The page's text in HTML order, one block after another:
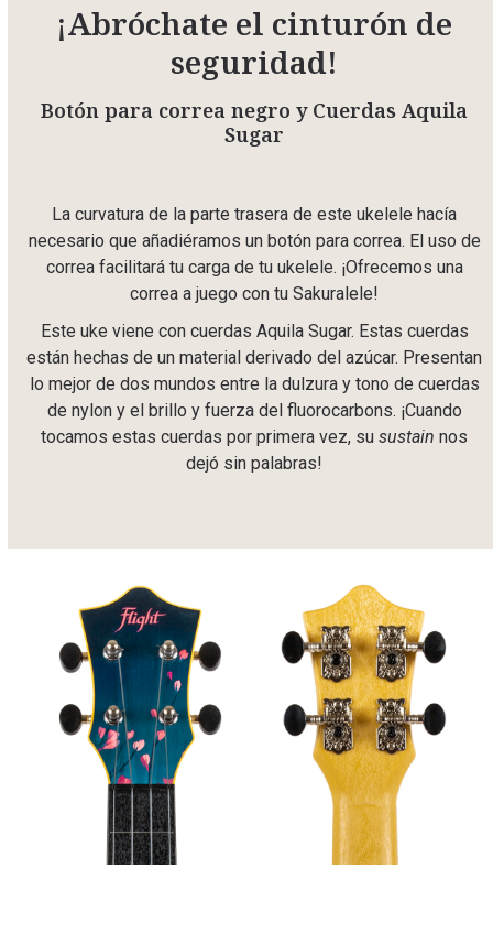
¡Abróchate el cinturón de
seguridad!
Botón para correa negro y Cuerdas Aquila
Sugar
La curvatura de la parte trasera de este ukelele hacía
necesario que añadiéramos un botón para correa. El uso de
correa facilitará tu carga de tu ukelele. ¡Ofrecemos una
correa a juego con tu Sakuralele!
Este uke viene con cuerdas Aquila Sugar. Estas cuerdas
están hechas de un material derivado del azúcar. Presentan
lo mejor de dos mundos entre la dulzura y tono de cuerdas
de nylon y el brillo y fuerza del fluorocarbons. ¡Cuando
tocamos estas cuerdas por primera vez, susustainnos
dejó sin palabras!